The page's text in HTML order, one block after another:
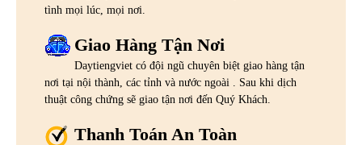
tình mọi lúc, mọi nơi.
Giao Hàng Tận Nơi
Daytiengviet có đội ngũ chuyên biệt giao hàng tận
nơi tại nội thành, các tỉnh và nước ngoài . Sau khi dịch
thuật công chứng sẽ giao tận nơi đến Quý Khách.
Thanh Toán An Toàn